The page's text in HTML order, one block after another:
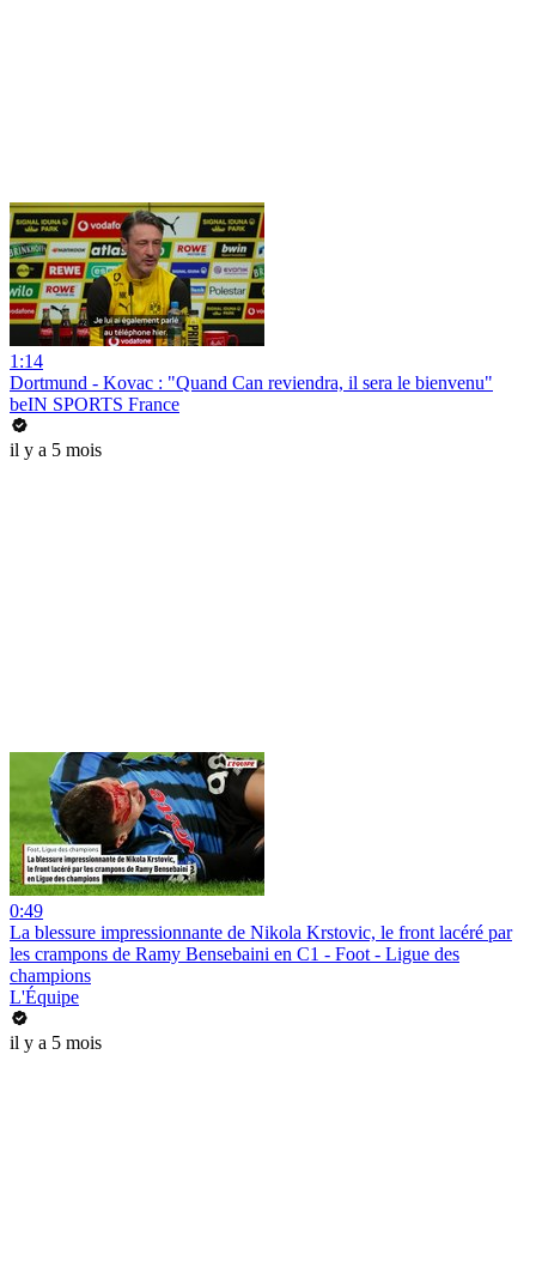
1:14
Dortmund - Kovac : "Quand Can reviendra, il sera le bienvenu"
beIN SPORTS France
il y a 5 mois
0:49
La blessure impressionnante de Nikola Krstovic, le front lacéré par
les crampons de Ramy Bensebaini en C1 - Foot - Ligue des
champions
L'Équipe
il y a 5 mois